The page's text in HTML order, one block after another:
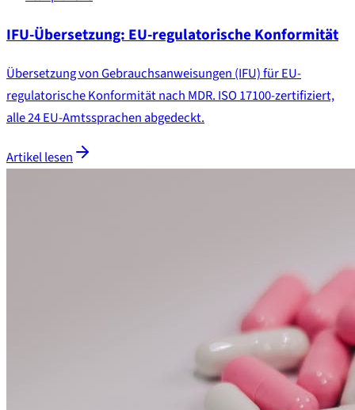
IFU-Übersetzung: EU-regulatorische Konformität
Übersetzung von Gebrauchsanweisungen (IFU) für EU-
regulatorische Konformität nach MDR. ISO 17100-zertifiziert,
alle 24 EU-Amtssprachen abgedeckt.
Artikel lesen